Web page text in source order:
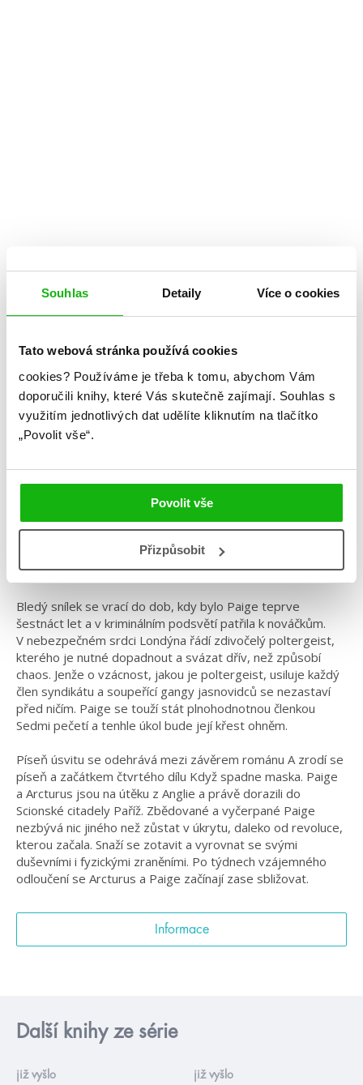
Souhlas Detaily Více o cookies
Tato webová stránka používá cookies
cookies? Používáme je třeba k tomu, abychom Vám
doporučili knihy, které Vás skutečně zajímají. Souhlas s
využitím jednotlivých dat udělíte kliknutím na tlačítko
„Povolit vše“.
Povolit vše
Přizpůsobit
Žánr: Fantasy
Série: Kostičas
Bledý snílek | Píseň úsvitu
#českáobálka #kostičas #samanthashannon
Dvě novely doplňující bestsellerovou sérii Kostičas
Bledý snílek se vrací do dob, kdy bylo Paige teprve
šestnáct let a v kriminálním podsvětí patřila k nováčkům.
V nebezpečném srdci Londýna řádí zdivočelý poltergeist,
kterého je nutné dopadnout a svázat dřív, než způsobí
chaos. Jenže o vzácnost, jakou je poltergeist, usiluje každý
člen syndikátu a soupeřící gangy jasnovidců se nezastaví
před ničím. Paige se touží stát plnohodnotnou členkou
Sedmi pečetí a tenhle úkol bude její křest ohněm.
Píseň úsvitu se odehrává mezi závěrem románu A zrodí se
píseň a začátkem čtvrtého dílu Když spadne maska. Paige
a Arcturus jsou na útěku z Anglie a právě dorazili do
Scionské citadely Paříž. Zbědované a vyčerpané Paige
nezbývá nic jiného než zůstat v úkrytu, daleko od revoluce,
kterou začala. Snaží se zotavit a vyrovnat se svými
duševními i fyzickými zraněními. Po týdnech vzájemného
odloučení se Arcturus a Paige začínají zase sbližovat.
Informace
Další knihy ze série
již vyšlo již vyšlo